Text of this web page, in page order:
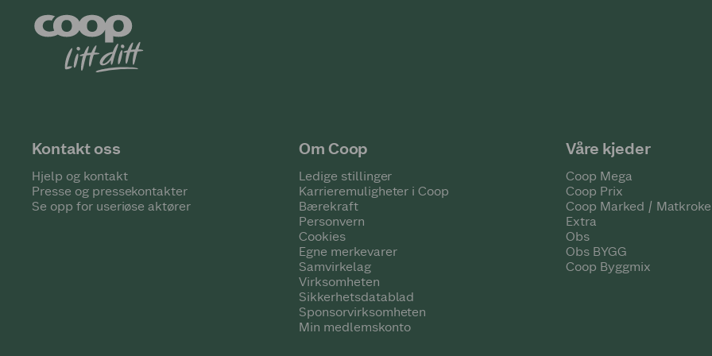
Kontakt oss
Hjelp og kontakt
Presse og pressekontakter
Se opp for useriøse aktører
Om Coop
Ledige stillinger
Karrieremuligheter i Coop
Bærekraft
Personvern
Cookies
Egne merkevarer
Samvirkelag
Virksomheten
Sikkerhetsdatablad
Sponsorvirksomheten
Min medlemskonto
Våre kjeder
Coop Mega
Coop Prix
Coop Marked /
Extra
Obs
Obs BYGG
Coop Byggmix